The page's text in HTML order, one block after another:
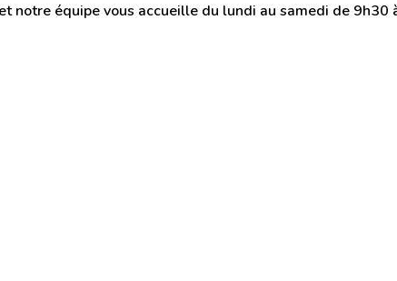
notre équipe vous accueille du lundi au samedi de 9h30